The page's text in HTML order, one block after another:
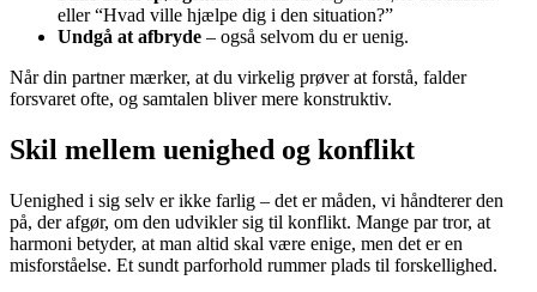
eller “Hvad ville hjælpe dig i den situation?”
Undgå at afbryde – også selvom du er uenig.
Når din partner mærker, at du virkelig prøver at forstå, falder
forsvaret ofte, og samtalen bliver mere konstruktiv.
Skil mellem uenighed og konflikt
Uenighed i sig selv er ikke farlig – det er måden, vi håndterer den
på, der afgør, om den udvikler sig til konflikt. Mange par tror, at
harmoni betyder, at man altid skal være enige, men det er en
misforståelse. Et sundt parforhold rummer plads til forskellighed.